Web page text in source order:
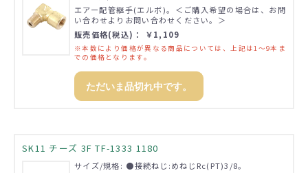
エアー配管継手(エルボ)。＜ご購入希望の場合は、お問
い合わせよりお問い合わせください。＞
販売価格(税込)： ￥1,109
※本数により価格が異なる商品については、上記は1～9本ま
での価格となります。
ただいま品切れ中です。
SK11 チーズ 3F TF-1333 1180
サイズ/規格: ●接続ねじ:めねじRc(PT)3/8。